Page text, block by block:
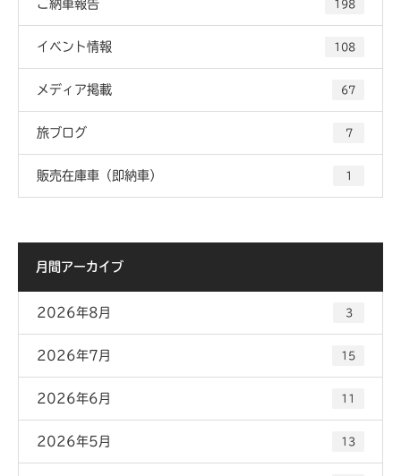
ご納車報告 198
イベント情報 108
メディア掲載 67
旅ブログ 7
販売在庫車（即納車） 1
月間アーカイブ
2026年8月 3
2026年7月 15
2026年6月 11
2026年5月 13